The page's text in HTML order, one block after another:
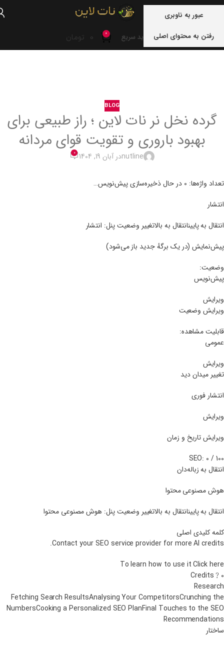
عبور به ناوبری
رفتن به محتوای اصلی
خرید سریع 0
0 تومان
BLOG
گرده نخل نر نات لاین ؛ راز طبیعی برای
بهبود باروری و تقویت قوای مردانه
nutlineدر آبان 19, 1404 0
تعداد واژه‌ها: 0 در حال ذخیره‌سازی پیش‌نویس…
انتشار
انتقال به پایینانتقال به بالاتغییر وضعیت پنل: انتشار
پیش‌نمایش (در یک برگهٔ جدید باز می‌شود)
وضعیت:
پیش‌نویس
ویرایش
ویرایش وضعیت
قابلیت مشاهده:
عمومی
ویرایش
تغییر میدان دید
انتشار فوری
ویرایش
ویرایش تاریخ و زمان
SEO: 0 / 100
انتقال به زباله‌دان
هوش مصنوعی محتوا
انتقال به پایینانتقال به بالاتغییر وضعیت پنل: هوش مصنوعی محتوا
کلمه کلیدی اصلی
Contact your SEO service provider for more AI credits.
To learn how to use it Click here
Credits﹖0
Research
Fetching Search ResultsAnalysing Your CompetitorsCrunching the
NumbersCooking a Personalized SEO PlanFinal Touches to the SEO
Recommendations
ساختار